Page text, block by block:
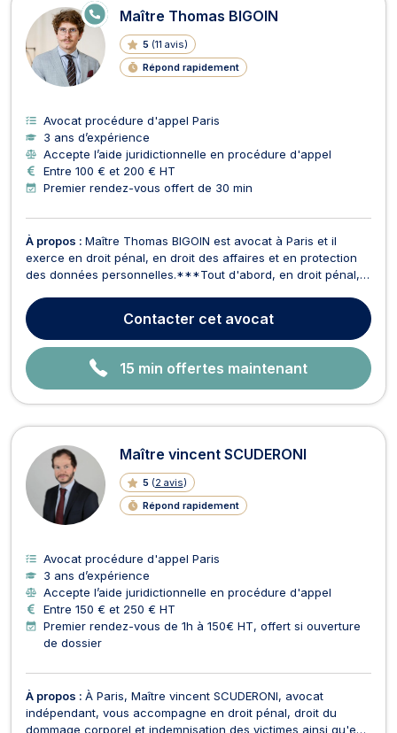
Maître Thomas BIGOIN
5 (11 avis)
Répond rapidement
E
N
N
E
Avocat procédure d'appel Paris
3 ans d’expérience
Accepte l’aide juridictionnelle en procédure d'appel
Entre 100 € et 200 € HT
Premier rendez-vous offert de 30 min
À propos : Maître Thomas BIGOIN est avocat à Paris et il
exerce en droit pénal, en droit des affaires et en protection
des données personnelles.***Tout d'abord, en droit pénal,
procédure, que vous soyez poursuivi ou victime. Il vous
assiste lors de votre garde à vue, en auditio...
Contacter cet avocat
15 min offertes maintenant
Maître vincent SCUDERONI
5 (2 avis)
Répond rapidement
Avocat procédure d'appel Paris
3 ans d’expérience
Accepte l’aide juridictionnelle en procédure d'appel
Entre 150 € et 250 € HT
Premier rendez-vous de 1h à 150€ HT, offert si ouverture
de dossier
À propos : À Paris, Maître vincent SCUDERONI, avocat
indépendant, vous accompagne en droit pénal, droit du
dommage corporel et indemnisation des victimes ainsi qu'en